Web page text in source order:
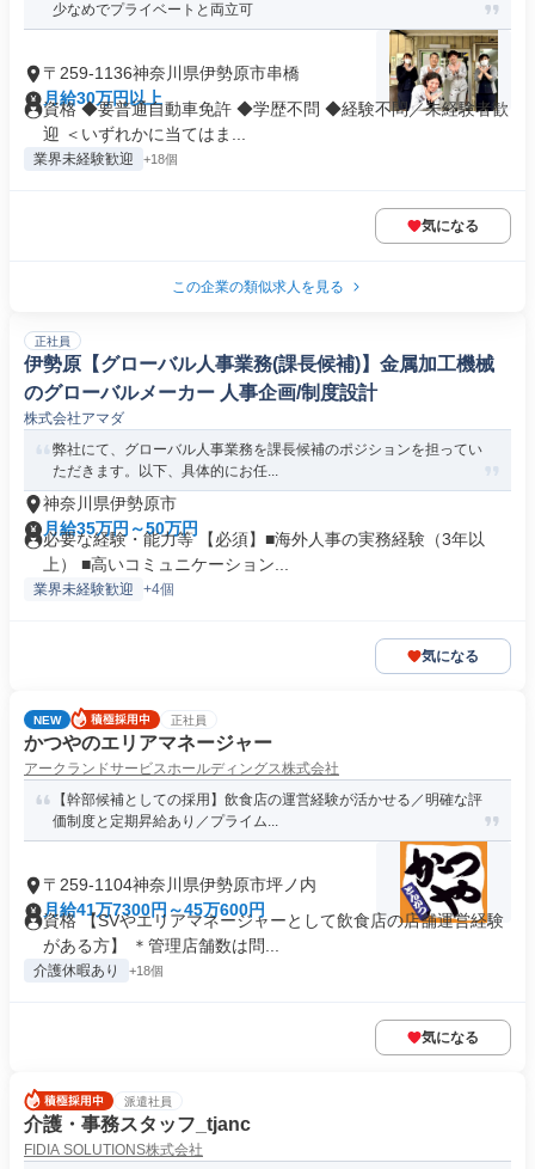
少なめでプライベートと両立可
〒259-1136神奈川県伊勢原市串橋
月給30万円以上
資格 ◆要普通自動車免許 ◆学歴不問 ◆経験不問／未経験者歓
迎 ＜いずれかに当てはま...
業界未経験歓迎 +18個
気になる
この企業の類似求人を見る
正社員
伊勢原【グローバル人事業務(課長候補)】金属加工機械
のグローバルメーカー 人事企画/制度設計
株式会社アマダ
弊社にて、グローバル人事業務を課長候補のポジションを担ってい
ただきます。以下、具体的にお任...
神奈川県伊勢原市
月給35万円～50万円
必要な経験・能力等 【必須】■海外人事の実務経験（3年以
上） ■高いコミュニケーション...
業界未経験歓迎 +4個
気になる
NEW 正社員
かつやのエリアマネージャー
アークランドサービスホールディングス株式会社
【幹部候補としての採用】飲食店の運営経験が活かせる／明確な評
価制度と定期昇給あり／プライム...
〒259-1104神奈川県伊勢原市坪ノ内
月給41万7300円～45万600円
資格 【SVやエリアマネージャーとして飲食店の店舗運営経験
がある方】 ＊管理店舗数は問...
介護休暇あり +18個
気になる
派遣社員
介護・事務スタッフ_tjanc
FIDIA SOLUTIONS株式会社